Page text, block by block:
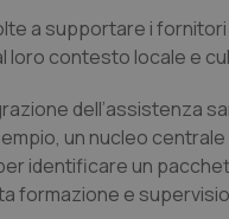
a supportare i
loro contesto locale e
dell’assistenza
un nucleo
identificare un
formazione e